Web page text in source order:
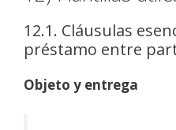
12.1. Cláusulas
préstamo entre
Objeto y entrega